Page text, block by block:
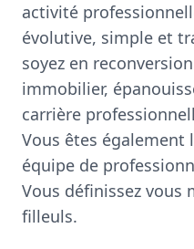
activité
évolutive, simple et
soyez en
immobilier,
carrière
Vous êtes
équipe de
Vous définissez vous
filleuls.